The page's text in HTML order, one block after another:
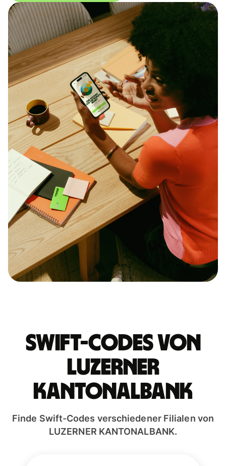
Swift-Codes von
LUZERNER
KANTONALBANK
Finde Swift-Codes verschiedener Filialen von
LUZERNER KANTONALBANK.